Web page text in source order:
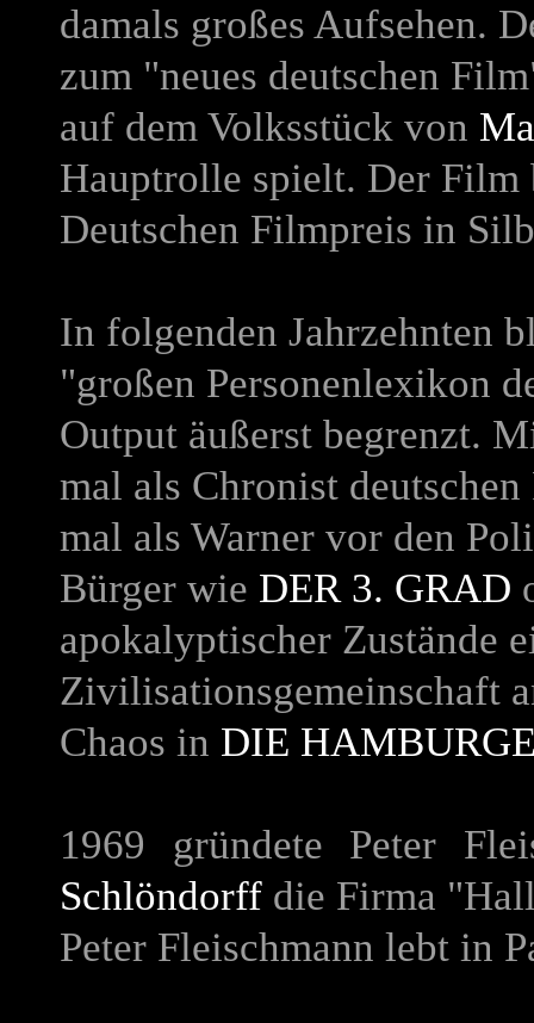
damals großes Aufsehen.
zum "neues deutschen
auf dem Volksstück von
Hauptrolle spielt. Der Film
Deutschen Filmpreis in
In folgenden Jahrzehnten
"großen Personenlexikon
Output äußerst begrenzt.
mal als Chronist
mal als Warner vor den
Bürger wie DER 3. GRAD
apokalyptischer Zustände
Zivilisationsgemeinschaft
Chaos in DIE
1969 gründete Peter
Schlöndorff die Firma
Peter Fleischmann lebt in